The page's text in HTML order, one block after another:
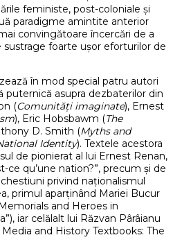
feministe, post-coloniale și
paradigme amintite anterior
convingătoare încercări de a
foarte ușor eforturilor de
în mod special patru autori
asupra dezbaterilor din
(Comunități imaginate), Ernest
), Eric Hobsbawm (The
D. Smith (Myths and
Identity). Textele acestora
de pionierat al lui Ernest Renan,
ce qu’une nation?”, precum și de
privind naționalismul
primul aparținând Mariei Bucur
and Heroes in
iar celălalt lui Răzvan Pârâianu
and History Textbooks: The